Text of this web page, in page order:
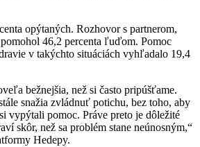
opýtaných. Rozhovor s partnerom,
46,2 percenta ľuďom. Pomoc
v takýchto situáciách vyhľadalo 19,4
bežnejšia, než si často pripúšťame.
snažia zvládnuť potichu, bez toho, aby
vypýtali pomoc. Práve preto je dôležité
skôr, než sa problém stane neúnosným,“
Hedepy.